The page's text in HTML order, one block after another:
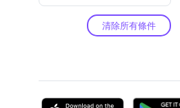
清除所有條件